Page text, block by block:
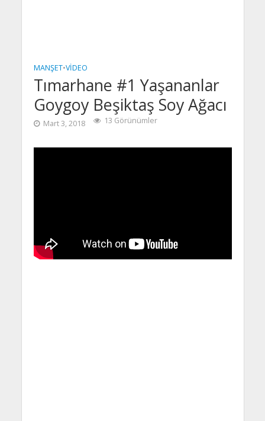
MANŞET•VIDEO
Tımarhane #1 Yaşananlar
Goygoy Beşiktaş Soy Ağacı
Mart 3, 2018 13 Görünümler